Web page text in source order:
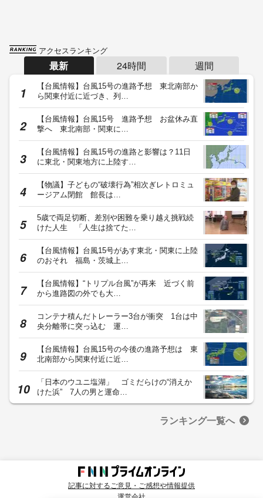
アクセスランキング
最新 24時間 週間
【台風情報】台風15号の進路予想 東北南部か
ら関東付近に近づき、列…
【台風情報】台風15号 進路予想 お盆休み直
撃へ 東北南部・関東に…
【台風情報】台風15号の進路と影響は？11日
に東北・関東地方に上陸す…
【物議】子どもの“破壊行為”相次ぎレトロミュ
ージアム閉館 館長は…
5歳で両足切断、差別や困難を乗り越え挑戦続
けた人生 「人生は捨てた…
【台風情報】台風15号があす東北・関東に上陸
のおそれ 福島・茨城上…
【台風情報】“トリプル台風”が再来 近づく前
から進路図の外でも大…
コンテナ積んだトレーラー3台が衝突 1台は中
央分離帯に突っ込む 運…
【台風情報】台風15号の今後の進路予想は 東
北南部から関東付近に近…
「日本のウユニ塩湖」 ゴミだらけの“消えか
けた浜” 7人の男と運命…
ランキング一覧へ
記事に対するご意見・ご感想や情報提供
運営会社